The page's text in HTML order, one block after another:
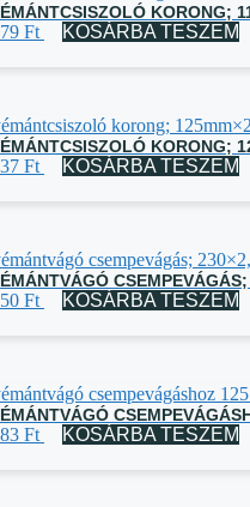
KORONG;
Ft KOSÁRBA TESZEM
KORONG;
Ft KOSÁRBA TESZEM
Ft KOSÁRBA TESZEM
Ft KOSÁRBA TESZEM